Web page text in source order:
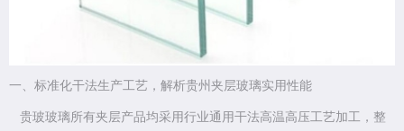
一、标准化干法生产工艺，解析贵州夹层玻璃实用性能
贵玻玻璃所有夹层产品均采用行业通用干法高温高压工艺加工，整